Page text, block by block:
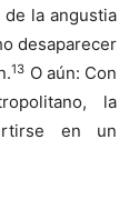
la angustia
desaparecer
13 O aún: Con
la
en un